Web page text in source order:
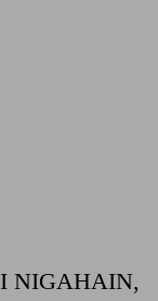
NIGAHAIN,